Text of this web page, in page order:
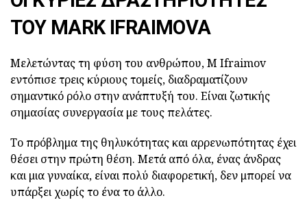
ΤΟΥ MARK IFRAIMOVA
Μελετώντας τη φύση του ανθρώπου, Μ Ifraimov
εντόπισε τρεις κύριους τομείς, διαδραματίζουν
σημαντικό ρόλο στην ανάπτυξή του. Είναι ζωτικής
σημασίας συνεργασία με τους πελάτες.
Το πρόβλημα της θηλυκότητας και αρρενωπότητας έχει
θέσει στην πρώτη θέση. Μετά από όλα, ένας άνδρας
και μια γυναίκα, είναι πολύ διαφορετική, δεν μπορεί να
υπάρξει χωρίς το ένα το άλλο.